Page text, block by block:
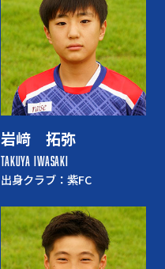
岩﨑 拓弥
TAKUYA IWASAKI
出身クラブ：紫FC